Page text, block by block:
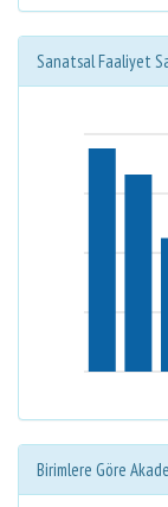
Sanatsal Faaliyet
Birimlere Göre